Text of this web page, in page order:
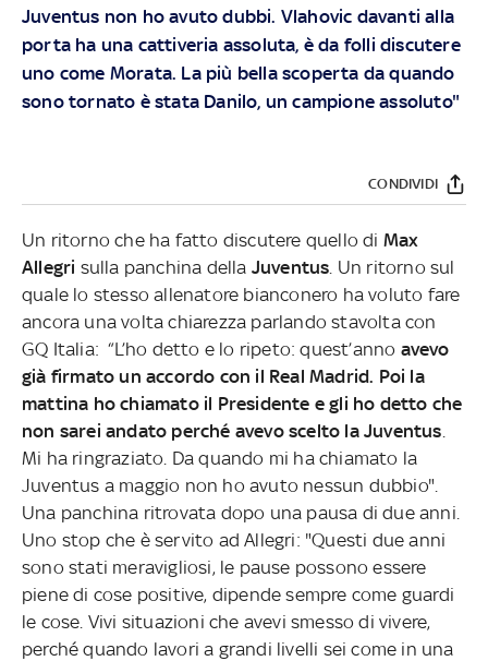
Juventus non ho avuto dubbi. Vlahovic davanti alla
porta ha una cattiveria assoluta, è da folli discutere
uno come Morata. La più bella scoperta da quando
sono tornato è stata Danilo, un campione assoluto"
CONDIVIDI
Un ritorno che ha fatto discutere quello di Max
Allegri sulla panchina della Juventus . Un ritorno sul
quale lo stesso allenatore bianconero ha voluto fare
ancora una volta chiarezza parlando stavolta con
GQ Italia: “L’ho detto e lo ripeto: quest’anno avevo
già firmato un accordo con il Real Madrid. Poi la
mattina ho chiamato il Presidente e gli ho detto che
non sarei andato perché avevo scelto la Juventus
Mi ha ringraziato. Da quando mi ha chiamato la
Juventus a maggio non ho avuto nessun dubbio".
Una panchina ritrovata dopo una pausa di due anni.
Uno stop che è servito ad Allegri: "Questi due anni
sono stati meravigliosi, le pause possono essere
piene di cose positive, dipende sempre come guardi
le cose. Vivi situazioni che avevi smesso di vivere,
perché quando lavori a grandi livelli sei come in una